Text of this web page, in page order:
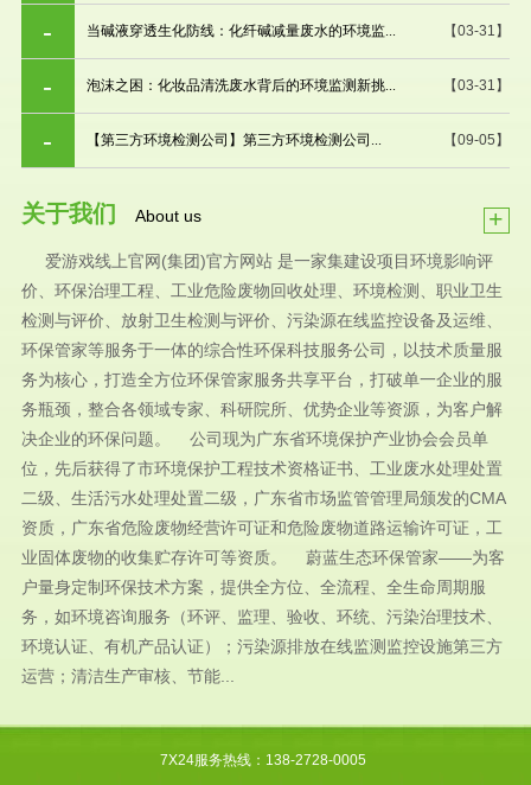
【03-31】
当碱液穿透生化防线：化纤碱减量废水的环境监...
【03-31】
泡沫之困：化妆品清洗废水背后的环境监测新挑...
【09-05】
【第三方环境检测公司】第三方环境检测公司...
关于我们 About us +
爱游戏线上官网(集团)官方网站 是一家集建设项目环境影响评
价、环保治理工程、工业危险废物回收处理、环境检测、职业卫生
检测与评价、放射卫生检测与评价、污染源在线监控设备及运维、
环保管家等服务于一体的综合性环保科技服务公司，以技术质量服
务为核心，打造全方位环保管家服务共享平台，打破单一企业的服
务瓶颈，整合各领域专家、科研院所、优势企业等资源，为客户解
决企业的环保问题。 公司现为广东省环境保护产业协会会员单
位，先后获得了市环境保护工程技术资格证书、工业废水处理处置
二级、生活污水处理处置二级，广东省市场监管管理局颁发的CMA
资质，广东省危险废物经营许可证和危险废物道路运输许可证，工
业固体废物的收集贮存许可等资质。 蔚蓝生态环保管家——为客
户量身定制环保技术方案，提供全方位、全流程、全生命周期服
务，如环境咨询服务（环评、监理、验收、环统、污染治理技术、
环境认证、有机产品认证）；污染源排放在线监测监控设施第三方
运营；清洁生产审核、节能...
7X24服务热线：138-2728-0005